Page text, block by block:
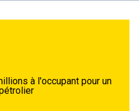
à l'occupant pour un